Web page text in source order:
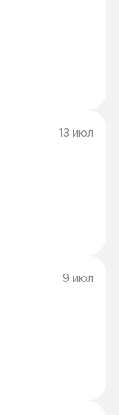
13 июл
9 июл